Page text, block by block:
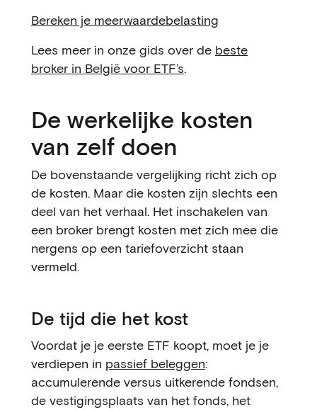
Bereken je meerwaardebelasting
Lees meer in onze gids over de beste
broker in België voor ETF’s.
De werkelijke kosten
van zelf doen
De bovenstaande vergelijking richt zich op
de kosten. Maar die kosten zijn slechts een
deel van het verhaal. Het inschakelen van
een broker brengt kosten met zich mee die
nergens op een tariefoverzicht staan
vermeld.
De tijd die het kost
Voordat je je eerste ETF koopt, moet je je
verdiepen in passief beleggen:
accumulerende versus uitkerende fondsen,
de vestigingsplaats van het fonds, het